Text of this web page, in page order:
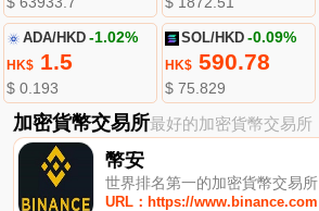
ADA/HKD -1.02%
HK$1.5
$ 0.193
SOL/HKD -0.09%
HK$ 590.78
$ 75.829
加密貨幣交易所最好的加密貨幣交易所
幣安
世界排名第一的加密貨幣交易所
URL：https://www.binance.com